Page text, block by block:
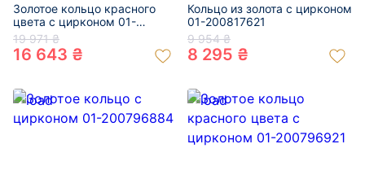
Золотое кольцо красного
цвета с цирконом 01-
200819888
19 971 ₴
16 643 ₴
Кольцо из золота с цирконом
01-200817621
9 954 ₴
8 295 ₴